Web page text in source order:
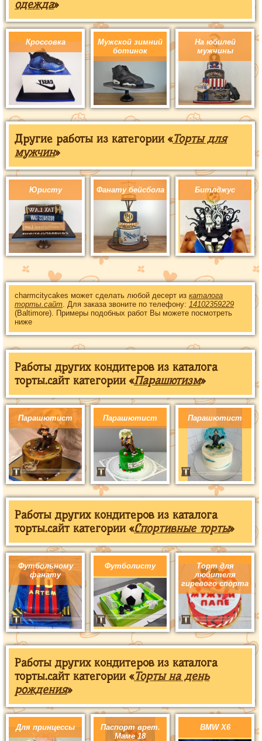
одежда»
Кроссовка
Мужской зимний
ботинок
На юбилей
мужчины
Другие работы из категории «Торты для
мужчин»
Юристу Фанату бейсбола Битлджус
charmcitycakes может сделать любой десерт из каталога
торты.сайт. Для заказа звоните по телефону: 14102359229
(Baltimore). Примеры подобных работ Вы можете посмотреть
ниже
Работы других кондитеров из каталога
торты.сайт категории «Парашютизм»
Парашютист Парашютист Парашютист
Работы других кондитеров из каталога
торты.сайт категории «Спортивные торты»
Футбольному
фанату
Футболисту
Торт для
любителя
гиревого спорта
Работы других кондитеров из каталога
торты.сайт категории «Торты на день
рождения»
Для принцессы
Паспорт врет.
Маме 18
BMW X6